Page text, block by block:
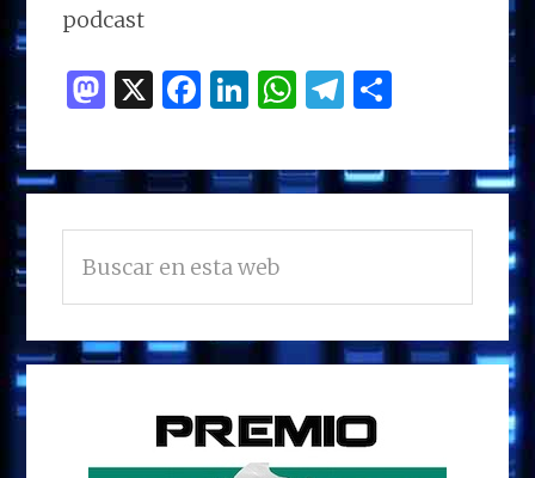
podcast
M
to
d
o
n
X F
ce
b
o
o
k
Li
k
e
dI
n
W
at
s
A
p
T
e
g
ra
m
p
ar
r
LATERAL
PRINCIPAL
en
esta
web